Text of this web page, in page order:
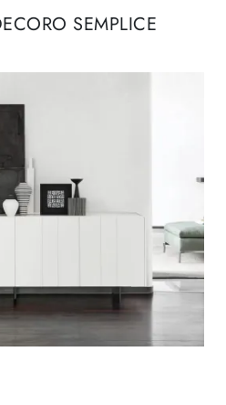
SEMPLICE